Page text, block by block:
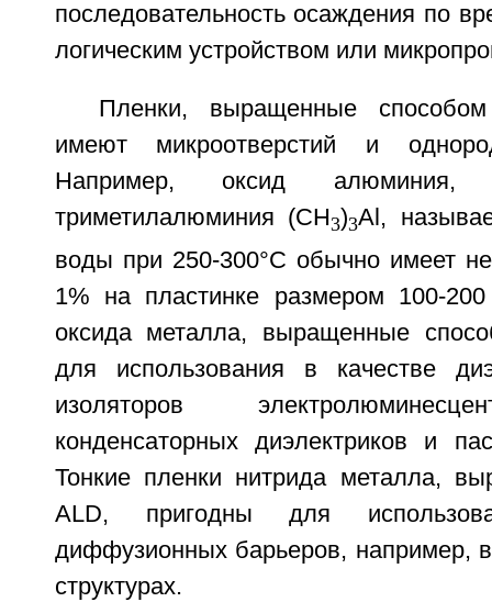
последовательность осаждения по
логическим устройством или
Пленки, выращенные
имеют микроотверстий и
Например, оксид
триметилалюминия (СН3)3Al,
воды при 250-300°C обычно имеет
1% на пластинке размером 100-
оксида металла, выращенные
для использования в качестве
изоляторов
конденсаторных диэлектриков и
Тонкие пленки нитрида металла,
ALD, пригодны для
диффузионных барьеров, например,
структурах.